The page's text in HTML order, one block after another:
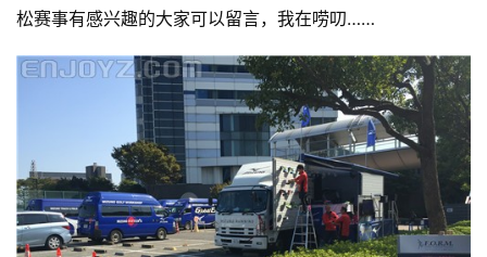
松赛事有感兴趣的大家可以留言，我在唠叨……